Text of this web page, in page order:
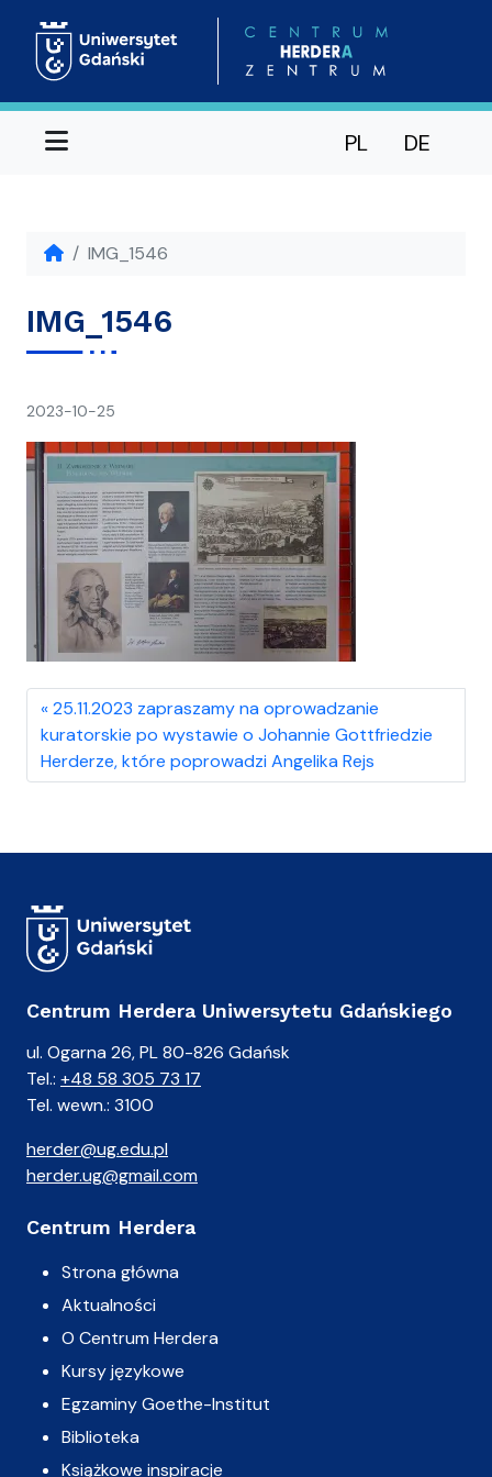
Menu PL DE
IMG_1546
IMG_1546
2023-10-25
25.11.2023 zapraszamy na oprowadzanie
kuratorskie po wystawie o Johannie Gottfriedzie
Herderze, które poprowadzi Angelika Rejs
Centrum Herdera Uniwersytetu Gdańskiego
ul. Ogarna 26, PL 80-826 Gdańsk
Tel.: +48 58 305 73 17
Tel. wewn.: 3100
herder@ug.edu.pl
herder.ug@gmail.com
Centrum Herdera
Strona główna
Aktualności
O Centrum Herdera
Kursy językowe
Egzaminy Goethe-Institut
Biblioteka
Książkowe inspiracje